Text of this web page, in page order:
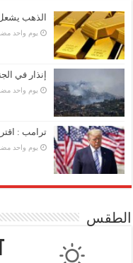
الذهب
‏يوم واحد
إنذار في
‏يوم واحد
ترامب :
‏يوم واحد
الطقس